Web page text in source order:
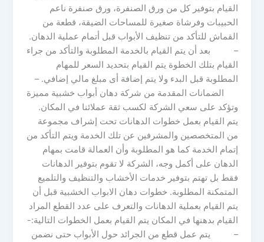
القيام بتوفير كل من ورق الصنفرة، ورق صنفرة ناعم
الحبيبات وفرشاة صغيرة للمساحات الضيقة، قطعة من
القماش للتأكد من تنظيف الأبواب قبل أتمام عملية الدهان.
– بعد أن يتم القيام بالخدمة المطلوبة والتأكد من جراء
القيام بتلك الخطوة يتم القيام بتحديد السعر للمهام
المطلوبة قبل البدء ولا يتم إضافة أى مبلغ مالي إضافي. –
الضمانات المقدمة من شركة دهان أبواب خشبية مميزة
وتؤكد على سعي الشركة لكسب ثقة عملائنا في المكان.
يتم القيام بعمل خطوات الدهانات تحت إشراف مجموعة
من المتخصصين والمشرفين عن تلك الخدمة ويتم التأكد من
إتمام الخدمة كما هو المطلوبة وأن العمالة قامت بمهام
الدهان على أكمل وجه، الشركة لا تقوم بتوفير الدهانات
فقط بل تهتم بتوفير خدمات الأخشاب والتنظيف والتلميع
المتمكنة المطلوبة. خطوات دهان الابواب الخشبية قبل أن
يتم القيام بعملية الدهانات والتعرف على عدد القطع المراد
القيام بدهنها في المكان يتم القيام بعمل الخطوات التالية:-
– يتم عمل قطع من الجرائد حول الأبواب حتى نضمن